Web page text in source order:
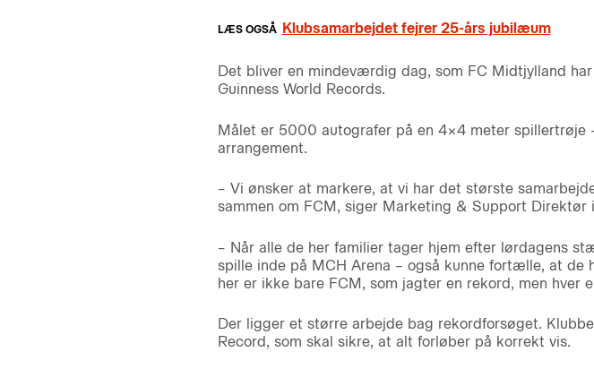
Klubsamarbejdet fejrer 25-års jubilæum
Det bliver en mindeværdig dag, som FC Midtjylland
Guinness World Records.
Målet er 5000 autografer på en 4×4 meter
arrangement.
– Vi ønsker at markere, at vi har det største
sammen om FCM, siger Marketing & Support
– Når alle de her familier tager hjem efter lørdagens
spille inde på MCH Arena – også kunne fortælle, at de
her er ikke bare FCM, som jagter en rekord, men
Der ligger et større arbejde bag rekordforsøget.
Record, som skal sikre, at alt forløber på korrekt vis.